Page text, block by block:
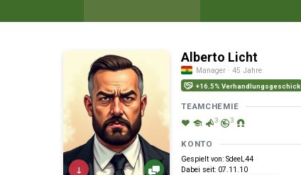
↓
Alberto Licht
Manager · 45 Jahre
+16.5% Verhandlungsgeschick
TEAMCHEMIE
3 3
KONTO
Gespielt von: SdeeL44
Dabei seit: 07.11.10